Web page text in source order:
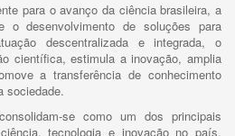
para o avanço da ciência brasileira, a
o desenvolvimento de soluções para
descentralizada e integrada, o
científica, estimula a inovação, amplia
a transferência de conhecimento
sociedade.
se como um dos principais
tecnologia e inovação no país,